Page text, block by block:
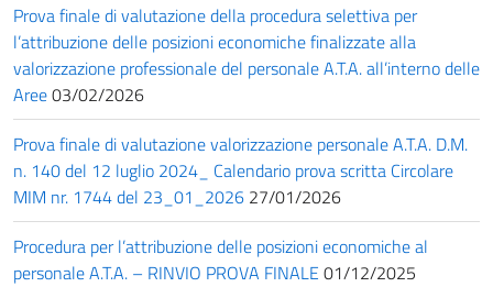
Prova finale di valutazione della procedura selettiva per
l’attribuzione delle posizioni economiche finalizzate alla
valorizzazione professionale del personale A.T.A. all’interno delle
Aree03/02/2026
Prova finale di valutazione valorizzazione personale A.T.A. D.M.
n. 140 del 12 luglio 2024_ Calendario prova scritta Circolare
MIM nr. 1744 del 23_01_2026 27/01/2026
Procedura per l’attribuzione delle posizioni economiche al
personale A.T.A. – RINVIO PROVA FINALE 01/12/2025